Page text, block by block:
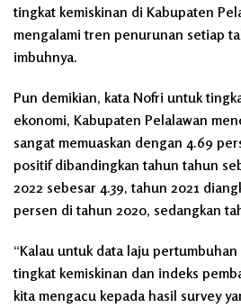
tingkat kemiskinan di Kabupaten
mengalami tren penurunan setiap
imbuhnya.
Pun demikian, kata Nofri untuk
ekonomi, Kabupaten Pelalawan
sangat memuaskan dengan 4.69
positif dibandingkan tahun tahun
2022 sebesar 4.39, tahun 2021
persen di tahun 2020, sedangkan
“Kalau untuk data laju
tingkat kemiskinan dan indeks
kita mengacu kepada hasil survey